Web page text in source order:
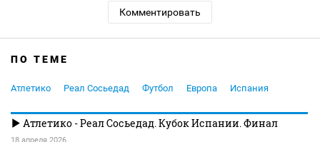
Комментировать
ПО ТЕМЕ
Атлетико Реал Сосьедад Футбол Европа Испания
Атлетико - Реал Сосьедад. Кубок Испании. Финал